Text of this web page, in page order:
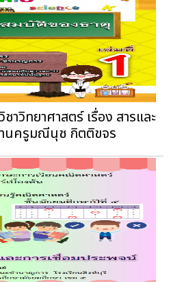
าวิทยาศาสตร์ เรื่อง สารและ
นครูมณีนุช กิตติขจร